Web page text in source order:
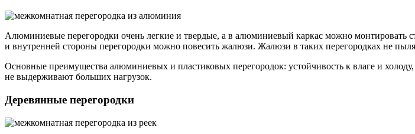
Алюминиевые перегородки очень легкие и твердые, а в алюминиевый каркас можно монтировать
и внутренней стороны перегородки можно повесить жалюзи. Жалюзи в таких перегородках не
Основные преимущества алюминиевых и пластиковых перегородок: устойчивость к влаге и
не выдерживают больших нагрузок.
Деревянные перегородки